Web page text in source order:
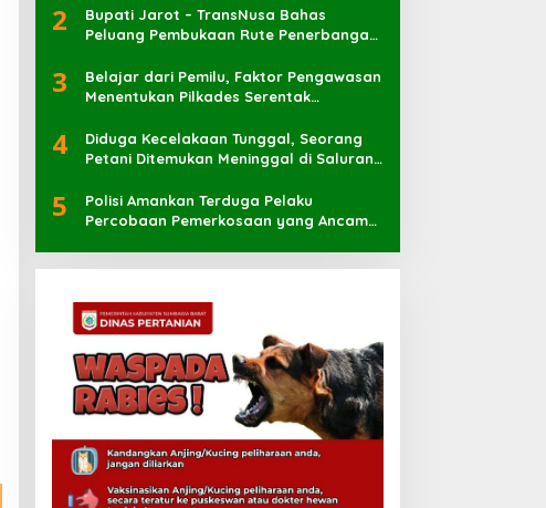
2
Bupati Jarot – TransNusa Bahas
Peluang Pembukaan Rute Penerbangan
Kaharuddin
3
Belajar dari Pemilu, Faktor Pengawasan
Menentukan Pilkades Serentak
4
Diduga Kecelakaan Tunggal, Seorang
Petani Ditemukan Meninggal di Saluran
5
Polisi Amankan Terduga Pelaku
Percobaan Pemerkosaan yang Ancam